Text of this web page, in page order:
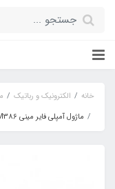
خانه الکترونیک و رباتیک
ماژول آمپلی فایر مینی LM386 با قابلیت تنظیم گین